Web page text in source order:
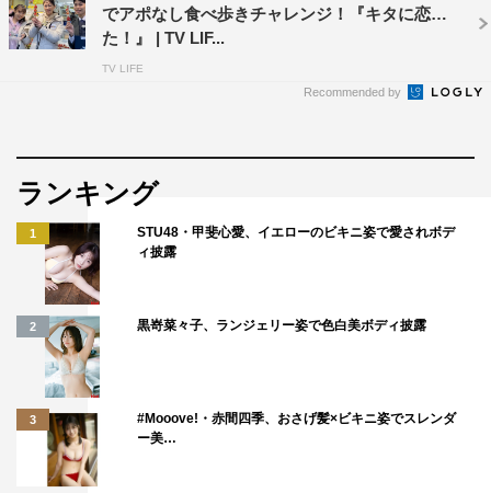
でアポなし食べ歩きチャレンジ！『キタに恋し
た！』 | TV LIF...
TV LIFE
Recommended by
ランキング
1
STU48・甲斐心愛、イエローのビキニ姿で愛されボデ
ィ披露
2 黒嵜菜々子、ランジェリー姿で色白美ボディ披露
3
#Mooove!・赤間四季、おさげ髪×ビキニ姿でスレンダ
ー美…